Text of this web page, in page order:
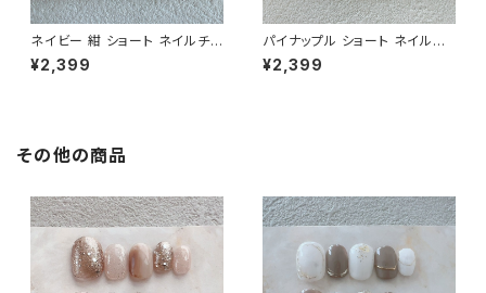
ネイビー 紺 ショート ネイルチッ
プ 青系 ブルー系 群青 春 夏 秋
冬 短め 小さめ 通販サイト 売っ
¥2,399
パイナップル ショート ネイルチ
ップ パイン 初夏 水色系 2026
青系 フルーティー ぱいなっぷる
¥2,399
その他の商品